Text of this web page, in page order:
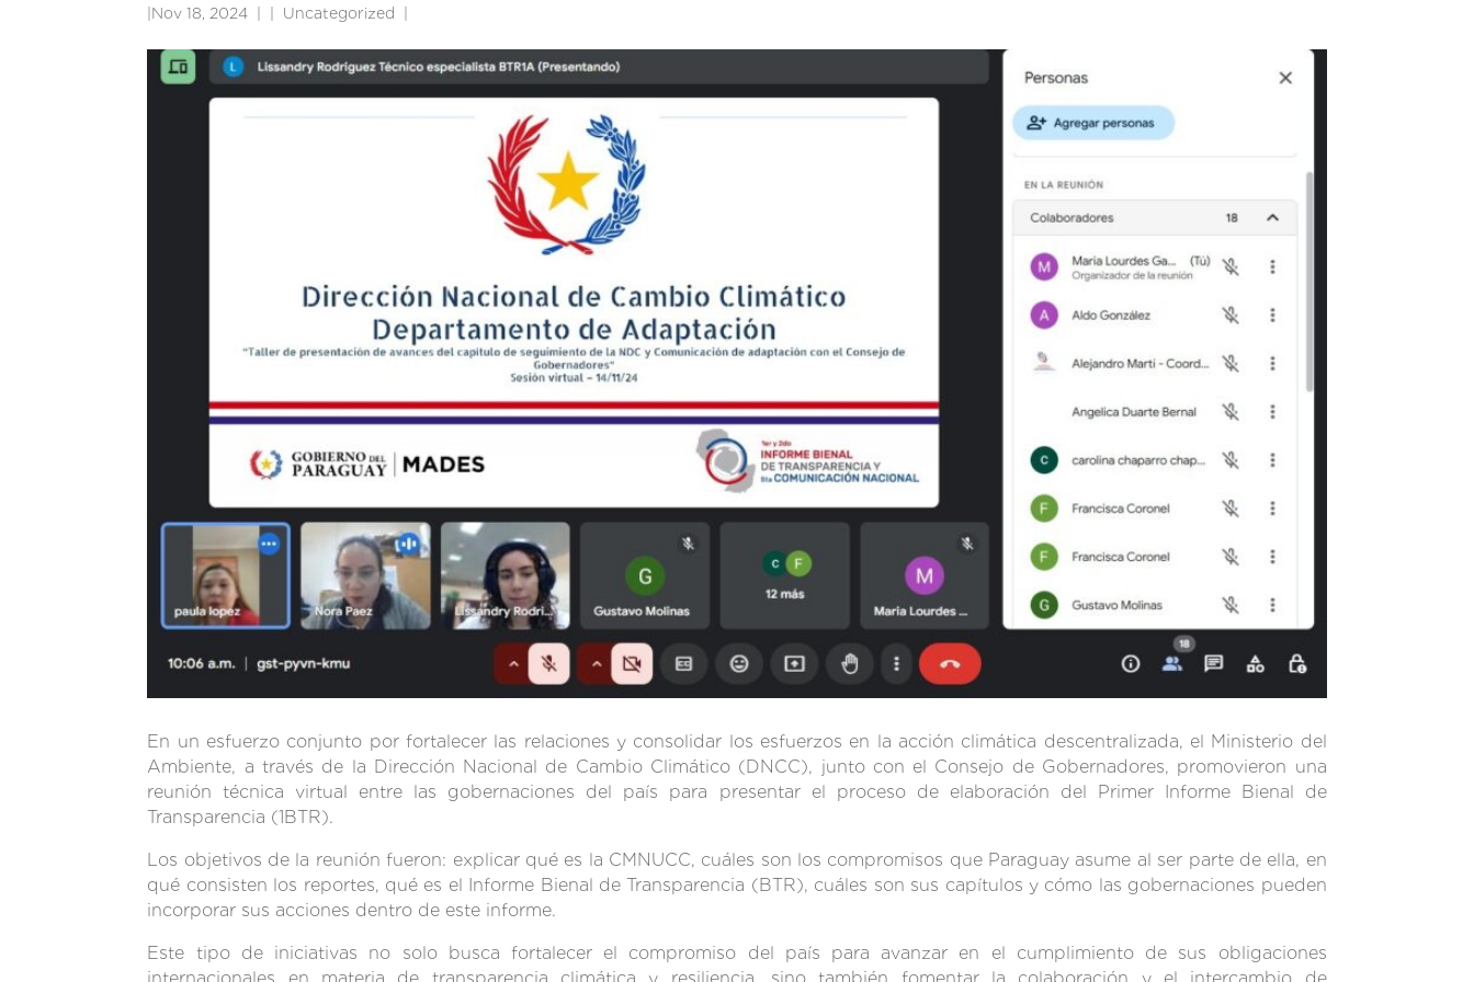
Nov 18, 2024 Uncategorized
En un esfuerzo conjunto por fortalecer las relaciones y consolidar los esfuerzos en la acción climática descentralizada, el Ministerio del
Ambiente, a través de la Dirección Nacional de Cambio Climático (DNCC), junto con el Consejo de Gobernadores, promovieron una
reunión técnica virtual entre las gobernaciones del país para presentar el proceso de elaboración del Primer Informe Bienal de
Transparencia (1BTR).
Los objetivos de la reunión fueron: explicar qué es la CMNUCC, cuáles son los compromisos que Paraguay asume al ser parte de ella, en
qué consisten los reportes, qué es el Informe Bienal de Transparencia (BTR), cuáles son sus capítulos y cómo las gobernaciones pueden
incorporar sus acciones dentro de este informe.
Este tipo de iniciativas no solo busca fortalecer el compromiso del país para avanzar en el cumplimiento de sus obligaciones
internacionales en materia de transparencia climática y resiliencia, sino también fomentar la colaboración y el intercambio de